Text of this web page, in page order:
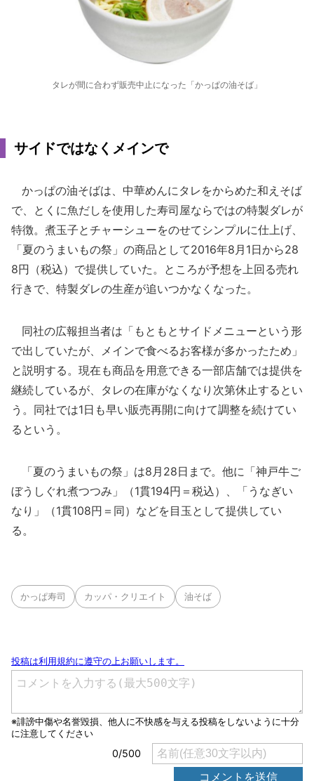
タレが間に合わず販売中止になった「かっぱの油そば」
サイドではなくメインで
かっぱの油そばは、中華めんにタレをからめた和えそば
で、とくに魚だしを使用した寿司屋ならではの特製ダレが
特徴。煮玉子とチャーシューをのせてシンプルに仕上げ、
「夏のうまいもの祭」の商品として2016年8月1日から28
8円（税込）で提供していた。ところが予想を上回る売れ
行きで、特製ダレの生産が追いつかなくなった。
同社の広報担当者は「もともとサイドメニューという形
で出していたが、メインで食べるお客様が多かったため」
と説明する。現在も商品を用意できる一部店舗では提供を
継続しているが、タレの在庫がなくなり次第休止するとい
う。同社では1日も早い販売再開に向けて調整を続けてい
るという。
「夏のうまいもの祭」は8月28日まで。他に「神戸牛ご
ぼうしぐれ煮つつみ」（1貫194円＝税込）、「うなぎい
なり」（1貫108円＝同）などを目玉として提供してい
る。
かっぱ寿司 カッパ・クリエイト 油そば